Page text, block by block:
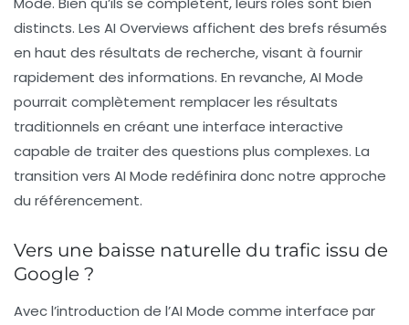
distincts. Les AI Overviews affichent des brefs résumés
en haut des résultats de recherche, visant à fournir
rapidement des informations. En revanche, AI Mode
pourrait complètement remplacer les résultats
traditionnels en créant une interface interactive
capable de traiter des questions plus complexes. La
transition vers AI Mode redéfinira donc notre approche
du référencement.
Vers une baisse naturelle du trafic issu de
Google ?
Avec l’introduction de l’AI Mode comme interface par